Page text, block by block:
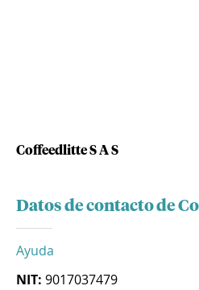
Coffeedlitte S A S
Datos de contacto de
Ayuda
NIT: 9017037479